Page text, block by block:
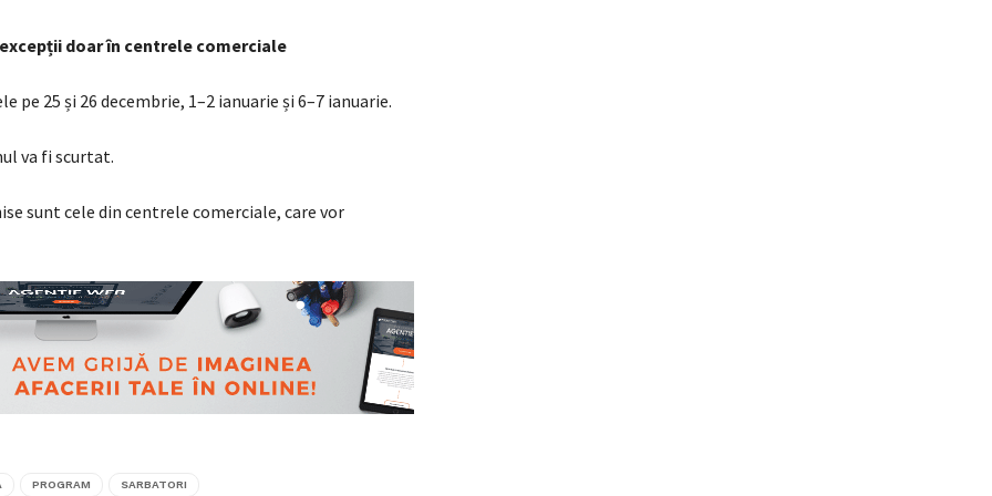
doar în centrele comerciale
pe 25 și 26 decembrie, 1–2 ianuarie și 6–7 ianuarie.
va fi scurtat.
sunt cele din centrele comerciale, care vor
PROGRAM SARBATORI